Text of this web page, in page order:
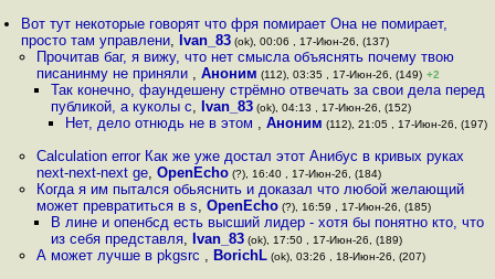
Вот тут некоторые говорят что фря помирает Она не помирает,
просто там управлени, Ivan_83 (ok), 00:06 , 17-Июн-26, (137)
Прочитав баг, я вижу, что нет смысла объяснять почему твою
писанинму не приняли , Аноним (112), 03:35 , 17-Июн-26, (149) +2
Так конечно, фаундешену стрёмно отвечать за свои дела перед
публикой, а куколы с, Ivan_83(ok), 04:13 , 17-Июн-26, (152)
Нет, дело отнюдь не в этом ,Аноним (112), 21:05 , 17-Июн-26, (197)
Calculation error Как же уже достал этот Анибус в кривых руках
next-next-next ge, OpenEcho(?), 16:40 , 17-Июн-26, (184)
Когда я им пытался обьяснить и доказал что любой желающий
может превратиться в s, OpenEcho(?), 16:59 , 17-Июн-26, (185)
В лине и опенбсд есть высший лидер - хотя бы понятно кто, что
из себя представля, Ivan_83(ok), 17:50 , 17-Июн-26, (189)
А может лучше в pkgsrc , BorichL(ok), 03:26 , 18-Июн-26, (207)